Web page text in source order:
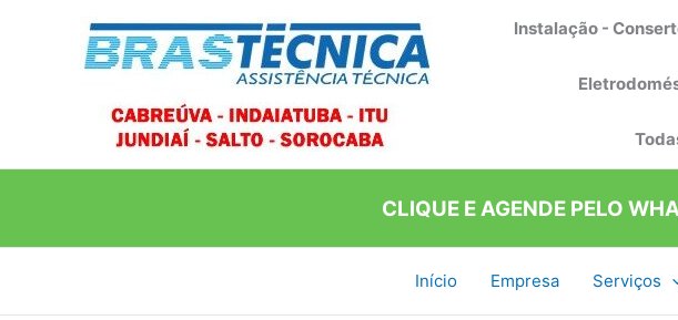
Instalação -
CLIQUE E AGENDE PELO
Início Empresa Serviços